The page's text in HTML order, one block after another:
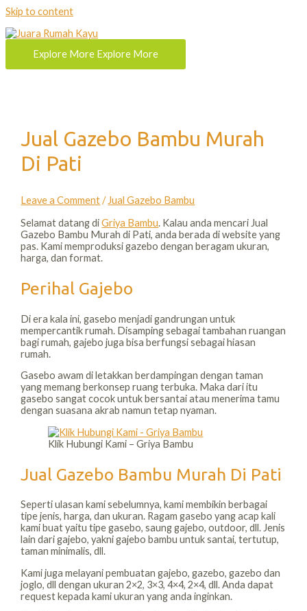
Skip to content
Explore More Explore More
Jual Gazebo Bambu Murah
Di Pati
Leave a Comment / Jual Gazebo Bambu
Selamat datang diGriya Bambu. Kalau anda mencari Jual
Gazebo Bambu Murah di Pati, anda berada di website yang
pas. Kami memproduksi gazebo dengan beragam ukuran,
harga, dan format.
Perihal Gajebo
Di era kala ini, gasebo menjadi gandrungan untuk
mempercantik rumah. Disamping sebagai tambahan ruangan
bagi rumah, gajebo juga bisa berfungsi sebagai hiasan
rumah.
Gasebo awam di letakkan berdampingan dengan taman
yang memang berkonsep ruang terbuka. Maka dari itu
gasebo sangat cocok untuk bersantai atau menerima tamu
dengan suasana akrab namun tetap nyaman.
Klik Hubungi Kami – Griya Bambu
Jual Gazebo Bambu Murah Di Pati
Seperti ulasan kami sebelumnya, kami membikin berbagai
tipe jenis, harga, dan ukuran. Ragam gasebo yang acap kali
kami buat yaitu tipe gasebo, saung gajebo, outdoor, dll. Jenis
lain dari gajebo, yakni gajebo bambu untuk santai, tertutup,
taman minimalis, dll.
Kami juga melayani pembuatan gajebo, gazebo, gazebo dan
joglo, dll dengan ukuran 2×2, 3×3, 4×4, 2×4, dll. Anda dapat
request kepada kami ukuran yang anda inginkan.